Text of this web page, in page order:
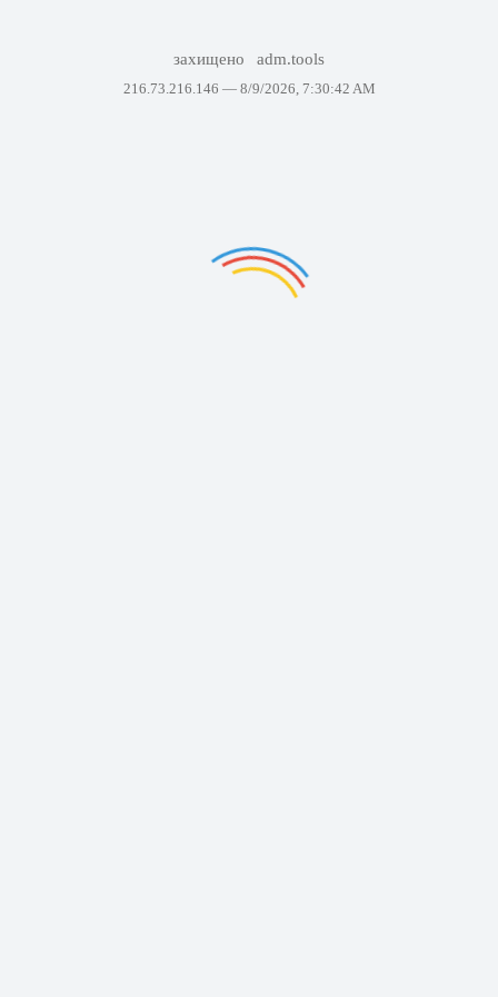
захищено adm.tools
216.73.216.146 — 8/9/2026, 7:30:42 AM